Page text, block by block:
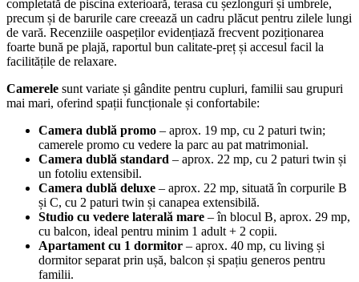
completată de piscina exterioară, terasa cu șezlonguri și umbrele,
precum și de barurile care creează un cadru plăcut pentru zilele lungi
de vară. Recenziile oaspeților evidențiază frecvent poziționarea
foarte bună pe plajă, raportul bun calitate-preț și accesul facil la
facilitățile de relaxare.
Camerele sunt variate și gândite pentru cupluri, familii sau grupuri
mai mari, oferind spații funcționale și confortabile:
Camera dublă promo – aprox. 19 mp, cu 2 paturi twin;
camerele promo cu vedere la parc au pat matrimonial.
Camera dublă standard – aprox. 22 mp, cu 2 paturi twin și
un fotoliu extensibil.
Camera dublă deluxe – aprox. 22 mp, situată în corpurile B
și C, cu 2 paturi twin și canapea extensibilă.
Studio cu vedere laterală mare – în blocul B, aprox. 29 mp,
cu balcon, ideal pentru minim 1 adult + 2 copii.
Apartament cu 1 dormitor – aprox. 40 mp, cu living și
dormitor separat prin ușă, balcon și spațiu generos pentru
familii.